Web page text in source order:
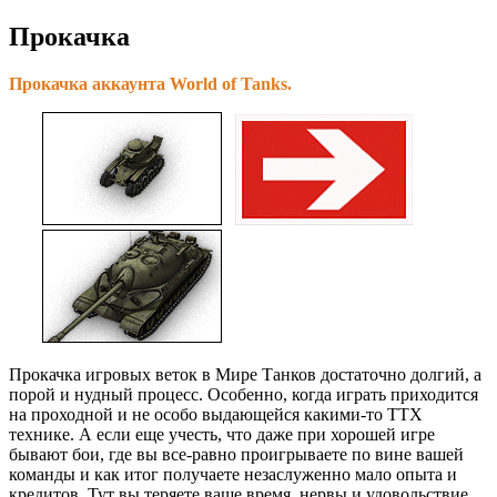
Прокачка
Прокачка аккаунта World of Tanks.
Прокачка игровых веток в Мире Танков достаточно долгий, а
порой и нудный процесс. Особенно, когда играть приходится
на проходной и не особо выдающейся какими-то ТТХ
технике. А если еще учесть, что даже при хорошей игре
бывают бои, где вы все-равно проигрываете по вине вашей
команды и как итог получаете незаслуженно мало опыта и